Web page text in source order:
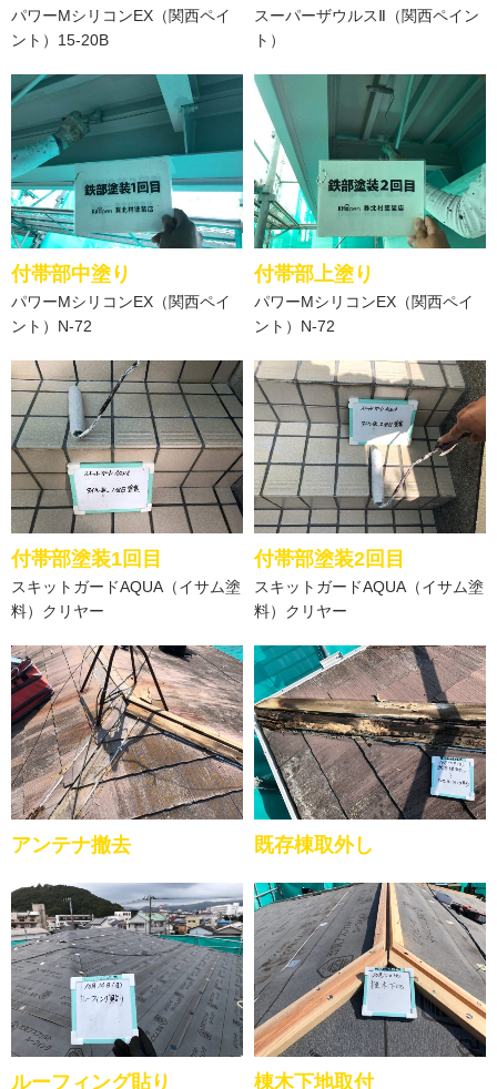
パワーMシリコンEX（関西ペイ
ント）15‐20B
スーパーザウルスⅡ（関西ペイン
ト）
付帯部中塗り
パワーMシリコンEX（関西ペイ
ント）N-72
付帯部上塗り
パワーMシリコンEX（関西ペイ
ント）N-72
付帯部塗装1回目
スキットガードAQUA（イサム塗
料）クリヤー
付帯部塗装2回目
スキットガードAQUA（イサム塗
料）クリヤー
アンテナ撤去 既存棟取外し
ルーフィング貼り 棟木下地取付